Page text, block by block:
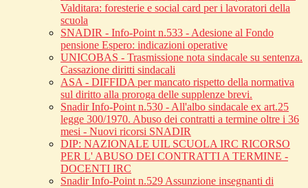
Valditara: foresterie e social card per i lavoratori della
scuola
SNADIR - Info-Point n.533 - Adesione al Fondo
pensione Espero: indicazioni operative
UNICOBAS - Trasmissione nota sindacale su sentenza.
Cassazione diritti sindacali
ASA - DIFFIDA per mancato rispetto della normativa
sul diritto alla proroga delle supplenze brevi.
Snadir Info-Point n.530 - All'albo sindacale ex art.25
legge 300/1970. Abuso dei contratti a termine oltre i 36
mesi - Nuovi ricorsi SNADIR
DIP: NAZIONALE UIL SCUOLA IRC RICORSO
PER L' ABUSO DEI CONTRATTI A TERMINE -
DOCENTI IRC
Snadir Info-Point n.529 Assunzione insegnanti di